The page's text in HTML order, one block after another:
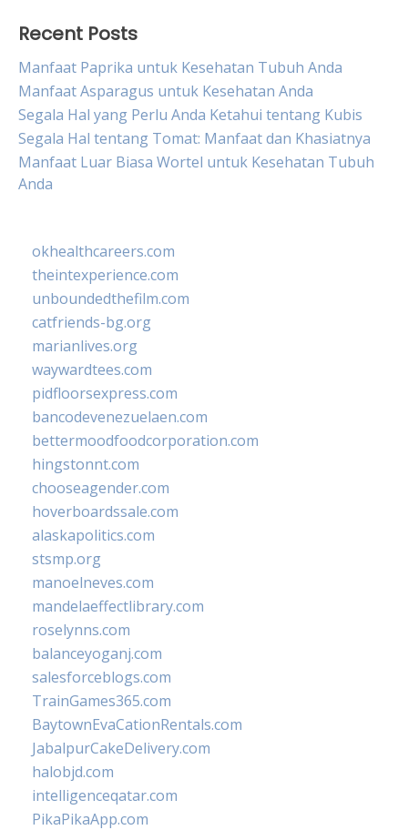
Recent Posts
Manfaat Paprika untuk Kesehatan Tubuh Anda
Manfaat Asparagus untuk Kesehatan Anda
Segala Hal yang Perlu Anda Ketahui tentang Kubis
Segala Hal tentang Tomat: Manfaat dan Khasiatnya
Manfaat Luar Biasa Wortel untuk Kesehatan Tubuh
Anda
okhealthcareers.com
theintexperience.com
unboundedthefilm.com
catfriends-bg.org
marianlives.org
waywardtees.com
pidfloorsexpress.com
bancodevenezuelaen.com
bettermoodfoodcorporation.com
hingstonnt.com
chooseagender.com
hoverboardssale.com
alaskapolitics.com
stsmp.org
manoelneves.com
mandelaeffectlibrary.com
roselynns.com
balanceyoganj.com
salesforceblogs.com
TrainGames365.com
BaytownEvaCationRentals.com
JabalpurCakeDelivery.com
halobjd.com
intelligenceqatar.com
PikaPikaApp.com